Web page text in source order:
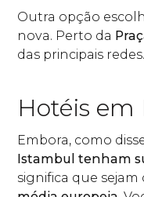
Outra opção
nova. Perto da
das principais redes.
Hotéis
Embora, como
Istambul tenham
significa que sejam